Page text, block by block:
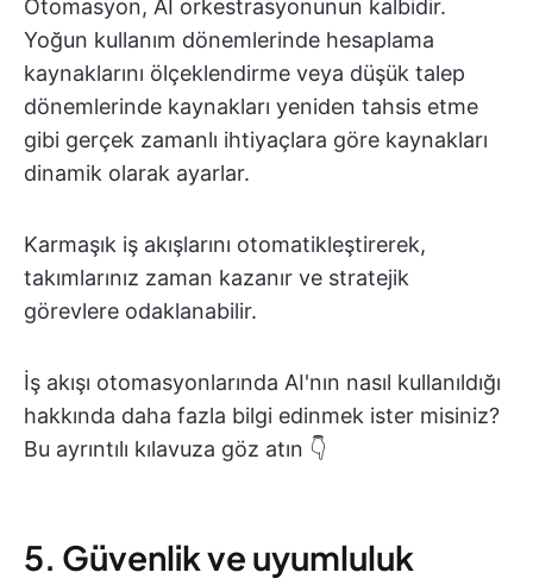
Otomasyon, AI orkestrasyonunun kalbidir.
Yoğun kullanım dönemlerinde hesaplama
kaynaklarını ölçeklendirme veya düşük talep
dönemlerinde kaynakları yeniden tahsis etme
gibi gerçek zamanlı ihtiyaçlara göre kaynakları
dinamik olarak ayarlar.
Karmaşık iş akışlarını otomatikleştirerek,
takımlarınız zaman kazanır ve stratejik
görevlere odaklanabilir.
İş akışı otomasyonlarında AI'nın nasıl kullanıldığı
hakkında daha fazla bilgi edinmek ister misiniz?
Bu ayrıntılı kılavuza göz atın 👇
5. Güvenlik ve uyumluluk